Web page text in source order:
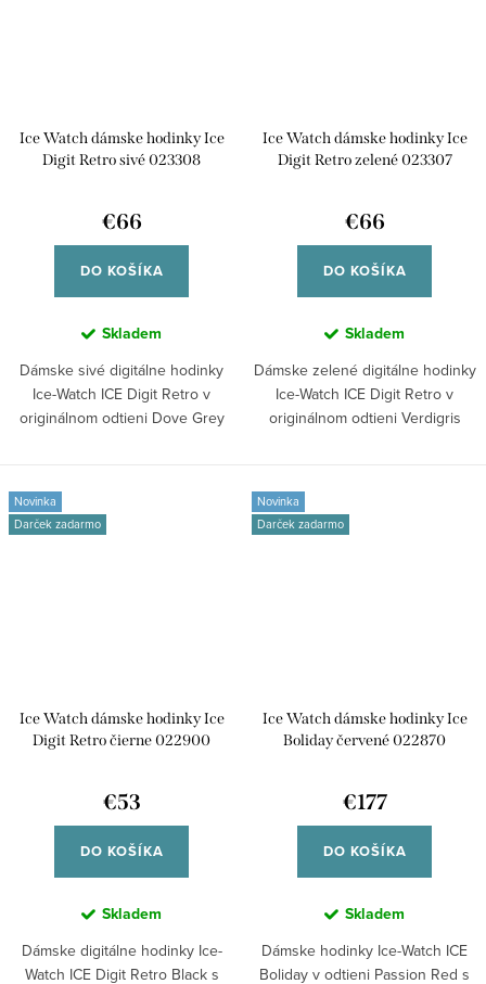
Ice Watch dámske hodinky Ice
Digit Retro sivé 023308
€66
DO KOŠÍKA
Skladem
Dámske sivé digitálne hodinky
Ice-Watch ICE Digit Retro v
originálnom odtieni Dove Grey
Ice Watch dámske hodinky Ice
Digit Retro zelené 023307
€66
DO KOŠÍKA
Skladem
Dámske zelené digitálne hodinky
Ice-Watch ICE Digit Retro v
originálnom odtieni Verdigris
Novinka
Darček zadarmo
Ice Watch dámske hodinky Ice
Digit Retro čierne 022900
€53
DO KOŠÍKA
Skladem
Dámske digitálne hodinky Ice-
Watch ICE Digit Retro Black s
Novinka
Darček zadarmo
Ice Watch dámske hodinky Ice
Boliday červené 022870
€177
DO KOŠÍKA
Skladem
Dámske hodinky Ice-Watch ICE
Boliday v odtieni Passion Red s